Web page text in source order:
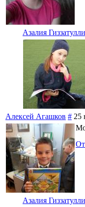
Азалия
Алексей Агашков # 25
Азалия